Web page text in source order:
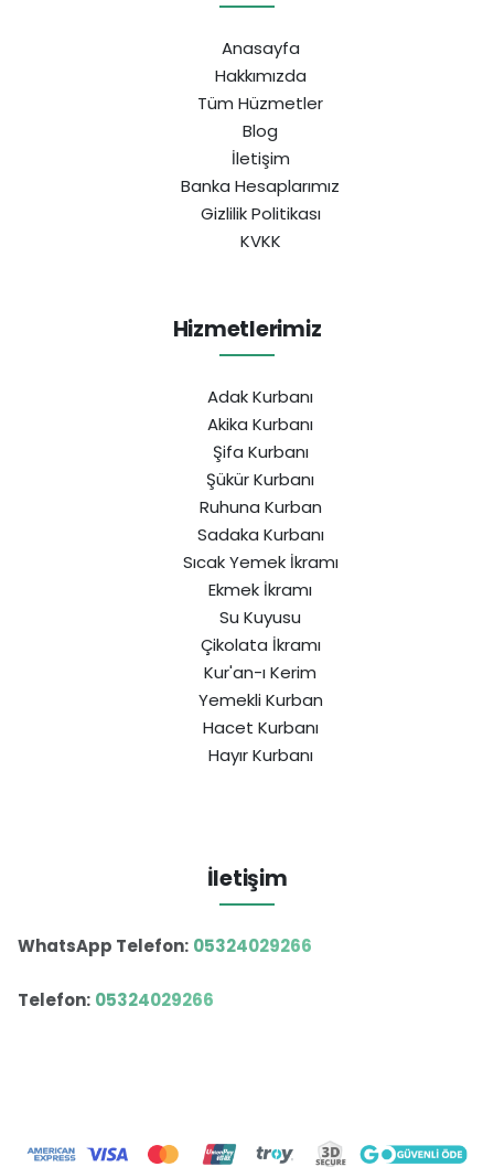
Anasayfa
Hakkımızda
Tüm Hüzmetler
Blog
İletişim
Banka Hesaplarımız
Gizlilik Politikası
KVKK
Hizmetlerimiz
Adak Kurbanı
Akika Kurbanı
Şifa Kurbanı
Şükür Kurbanı
Ruhuna Kurban
Sadaka Kurbanı
Sıcak Yemek İkramı
Ekmek İkramı
Su Kuyusu
Çikolata İkramı
Kur'an-ı Kerim
Yemekli Kurban
Hacet Kurbanı
Hayır Kurbanı
İletişim
WhatsApp Telefon: 05324029266
Telefon: 05324029266